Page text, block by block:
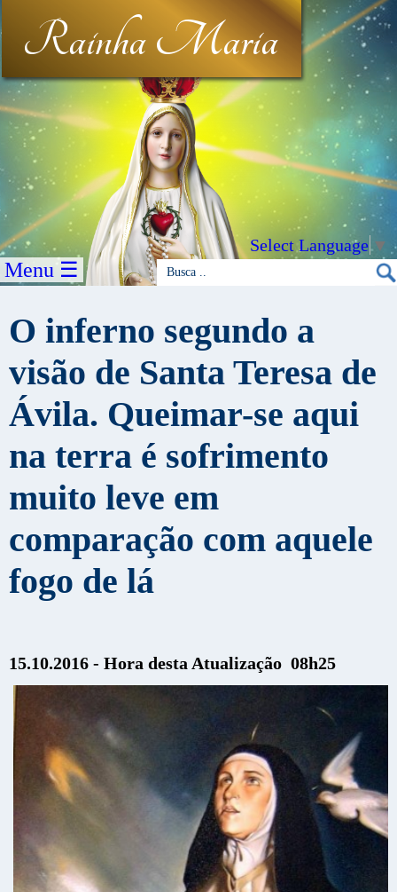
Rainha Maria
Select Language▼
Menu ☰
O inferno segundo a
visão de Santa Teresa de
Ávila. Queimar-se aqui
na terra é sofrimento
muito leve em
comparação com aquele
fogo de lá
15.10.2016 - Hora desta Atualização 08h25